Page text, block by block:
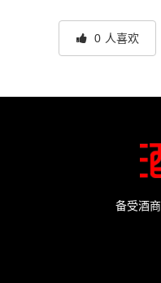
0 人喜欢
备受酒